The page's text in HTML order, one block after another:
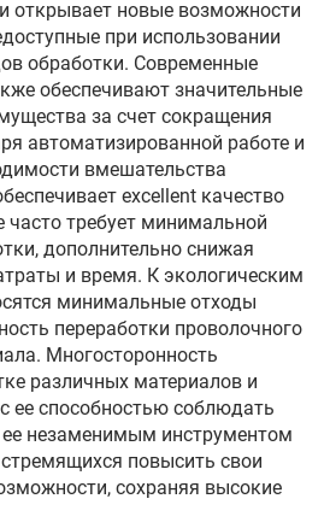
открывает новые возможности
при использовании
обработки. Современные
обеспечивают значительные
за счет сокращения
автоматизированной работе и
вмешательства
excellent качество
часто требует минимальной
дополнительно снижая
и время. К экологическим
минимальные отходы
переработки проволочного
Многосторонность
различных материалов и
ее способностью соблюдать
ее незаменимым инструментом
повысить свои
сохраняя высокие